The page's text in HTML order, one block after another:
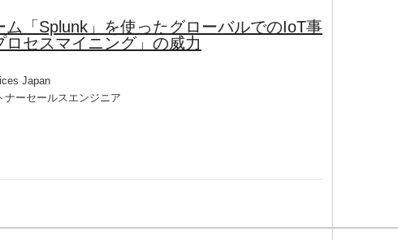
「Splunk」を使ったグローバルでのIoT事
セスマイニング」の威力
Japan
ナーセールスエンジニア